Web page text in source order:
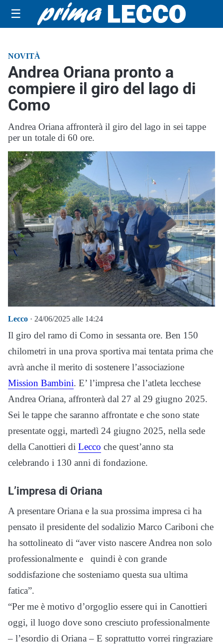
☰
NOVITÀ
Andrea Oriana pronto a
compiere il giro del lago di
Como
Andrea Oriana affronterà il giro del lago in sei tappe
per un totale di 60 ore.
Lecco · 24/06/2025 alle 14:24
Il giro del ramo di Como in sessanta ore. Ben 150
chilometri in una prova sportiva mai tentata prima che
avrà anche il merito di sostenere l’associazione
Mission Bambini. E’ l’impresa che l’atleta lecchese
Andrea Oriana, affronterà dal 27 al 29 giugno 2025.
Sei le tappe che saranno affrontate e che sono state
presentate oggi, martedì 24 giugno 2025, nella sede
della Canottieri di Lecco che quest’anno sta
celebrando i 130 anni di fondazione.
L’impresa di Oriana
A presentare Oriana e la sua prossima impresa ci ha
pensato il presidente del sodalizio Marco Cariboni che
ha sottolineato di “aver visto nascere Andrea non solo
professionalmente e quindi è con grande
soddisfazione che sosteniamo questa sua ultima
fatica”.
“Per me è motivo d’orgoglio essere qui in Canottieri
oggi, il luogo dove sono cresciuto professionalmente
– l’esordio di Oriana – E soprattutto vorrei ringraziare